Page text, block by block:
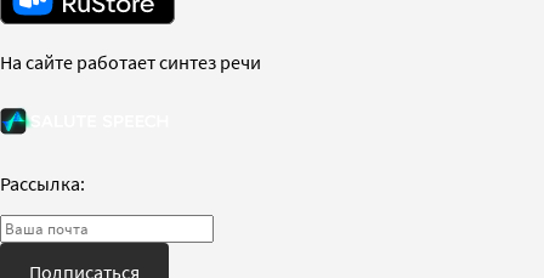
На сайте работает синтез речи
Рассылка:
Подписаться